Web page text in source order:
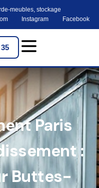
meubles, stockage
Instagram Facebook
Paris
:
Buttes-